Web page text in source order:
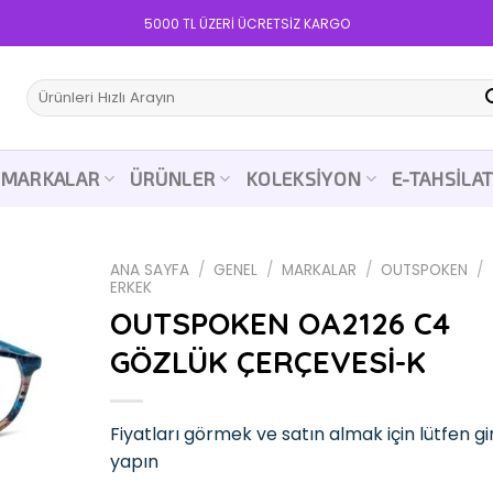
5000 TL ÜZERİ ÜCRETSİZ KARGO
Ara:
MARKALAR ÜRÜNLER KOLEKSIYON E-TAHSILAT
Add to
wishlist
ANA SAYFA / GENEL / MARKALAR / OUTSPOKEN /
ERKEK
OUTSPOKEN OA2126 C4
GÖZLÜK ÇERÇEVESİ-K
Fiyatları görmek ve satın almak için lütfen
yapın